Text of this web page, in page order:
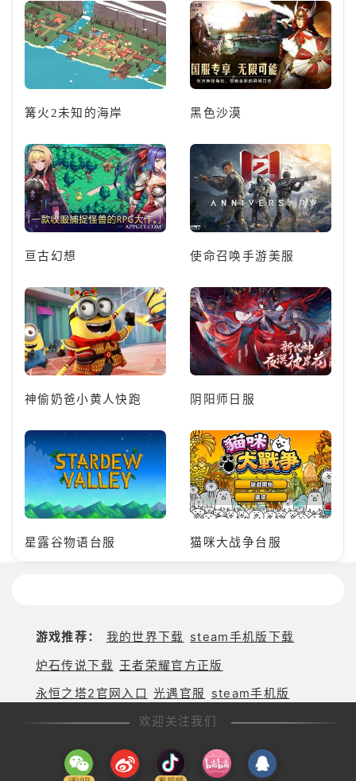
篝火2未知的海岸 黑色沙漠
亘古幻想 使命召唤手游美服
神偷奶爸小黄人快跑 阴阳师日服
星露谷物语台服 猫咪大战争台服
游戏推荐： 我的世界下载 steam手机版下载
炉石传说下载 王者荣耀官方正版
永恒之塔2官网入口
光遇官服
steam手机版
欢迎关注我们